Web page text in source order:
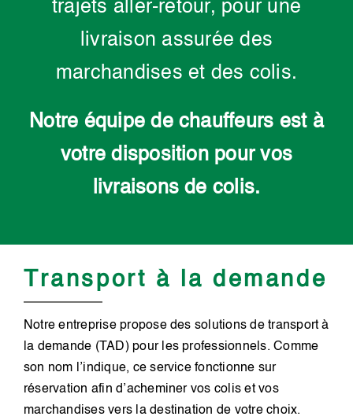
trajets aller-retour, pour une
livraison assurée des
marchandises et des colis.
Notre équipe de chauffeurs est à
votre disposition pour vos
livraisons de colis.
Transport à la demande
Notre entreprise propose des solutions de transport à
la demande (TAD) pour les professionnels. Comme
son nom l’indique, ce service fonctionne sur
réservation afin d’acheminer vos colis et vos
marchandises vers la destination de votre choix.